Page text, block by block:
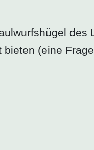
(eine